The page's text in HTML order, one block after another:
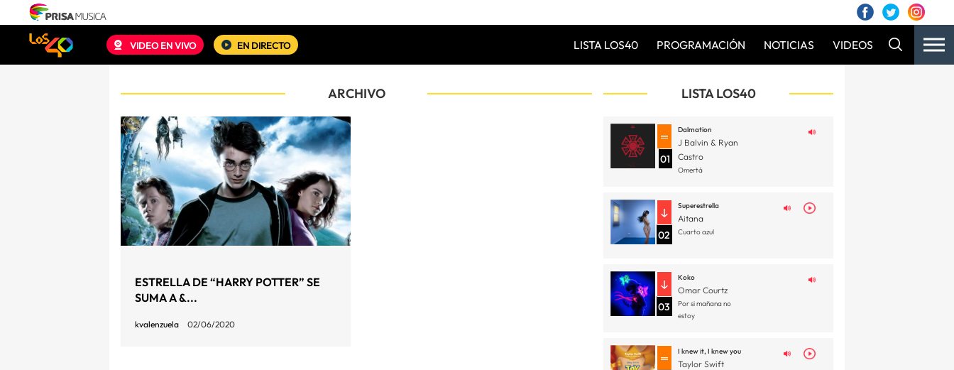
VIDEO EN VIVO EN DIRECTO LISTA LOS40 PROGRAMACIÓN NOTICIAS VIDEOS
ARCHIVO
ESTRELLA DE “HARRY POTTER” SE
SUMA A &...
kvalenzuela 02/06/2020
LISTA LOS40
01
Dalmation
J Balvin & Ryan
Castro
Omertá
02
Superestrella
Aitana
Cuarto azul
03
Koko
Omar Courtz
Por si mañana no
estoy
I knew it, I knew you
Taylor Swift